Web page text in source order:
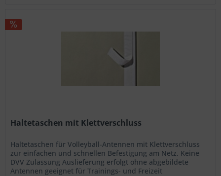
Haltetaschen mit Klettverschluss
Haltetaschen für Volleyball-Antennen mit Klettverschluss
zur einfachen und schnellen Befestigung am Netz. Keine
DVV Zulassung Auslieferung erfolgt ohne abgebildete
Antennen geeignet für Trainings- und Freizeit